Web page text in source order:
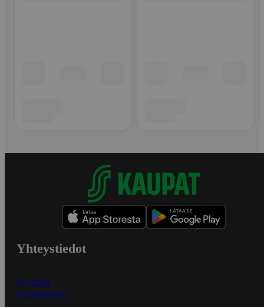
Yhteystiedot
Myymälät
Asiakaspalvelu